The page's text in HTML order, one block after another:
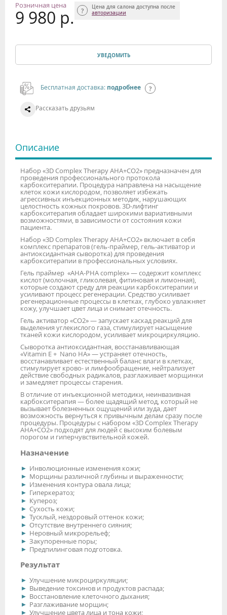
Розничная цена
9 980 р.
Цена для салона доступна после
авторизации
УВЕДОМИТЬ
Бесплатная доставка: подробнее
Рассказать друзьям
Описание
Набор «3D Complex Therapy AHA+CO2» предназначен для
проведения профессионального протокола
карбокситерапии. Процедура направлена на насыщение
клеток кожи кислородом, позволяет избежать
агрессивных инъекционных методик, нарушающих
целостность кожных покровов. 3D-лифтинг
карбокситерапия обладает широкими вариативными
возможностями, в зависимости от состояния кожи
пациента.
Набор «3D Complex Therapy AHA+CO2» включает в себя
комплекс препаратов (гель-праймер, гель-активатор и
антиоксидантная сыворотка) для проведения
карбокситерапии в профессиональных условиях.
Гель праймер «АНА-РНА complex» — содержит комплекс
кислот (молочная, гликолевая, фитиновая и лимонная),
которые создают среду для реакции карбокситерапии и
усиливают процесс регенерации. Средство усиливает
регенерационные процессы в клетках, глубоко увлажняет
кожу, улучшает цвет лица и снимает отечность.
Гель активатор «СО2» — запускает каскад реакций для
выделения углекислого газа, стимулирует насыщение
тканей кожи кислородом, усиливает микроциркуляцию.
Сыворотка антиоксидантная, восстанавливающая
«Vitamin E + Nano HA» — устраняет отечность,
восстанавливает естественный баланс влаги в клетках,
стимулирует крово- и лимфообращение, нейтрализует
действие свободных радикалов, разглаживает морщинки
и замедляет процессы старения.
В отличие от инъекционной методики, неинвазивная
карбокситерапия — более щадящий метод, который не
вызывает болезненных ощущений или зуда, дает
возможность вернуться к привычным делам сразу после
процедуры. Процедуры с набором «3D Complex Therapy
AHA+CO2» подходят для людей с высоким болевым
порогом и гиперчувствительной кожей.
Назначение
Инволюционные изменения кожи;
Морщины различной глубины и выраженности;
Изменения контура овала лица;
Гиперкератоз;
Купероз;
Сухость кожи;
Тусклый, нездоровый оттенок кожи;
Отсутствие внутреннего сияния;
Неровный микрорельеф;
Закупоренные поры;
Предпилинговая подготовка.
Результат
Улучшение микроциркуляции;
Выведение токсинов и продуктов распада;
Восстановление клеточного дыхания;
Разглаживание морщин;
Улучшение цвета лица и тона кожи;